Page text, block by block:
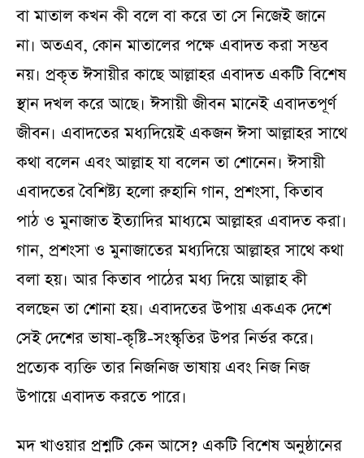
বা মাতাল কখন কী বলে বা করে তা সে নিজেই জানে
না। অতএব, কোন মাতালের পক্ষে এবাদত করা সম্ভব
নয়। প্রকৃত ঈসায়ীর কাছে আল্লাহর এবাদত একটি বিশেষ
স্থান দখল করে আছে। ঈসায়ী জীবন মানেই এবাদতপূর্ণ
জীবন। এবাদতের মধ্যদিয়েই একজন ঈসা আল্লাহর সাথে
কথা বলেন এবং আল্লাহ যা বলেন তা শোনেন। ঈসায়ী
এবাদতের বৈশিষ্ট্য হলো রুহানি গান, প্রশংসা, কিতাব
পাঠ ও মুনাজাত ইত্যাদির মাধ্যমে আল্লাহর এবাদত করা।
গান, প্রশংসা ও মুনাজাতের মধ্যদিয়ে আল্লাহর সাথে কথা
বলা হয়। আর কিতাব পাঠের মধ্য দিয়ে আল্লাহ কী
বলছেন তা শোনা হয়। এবাদতের উপায় একএক দেশে
সেই দেশের ভাষা-কৃষ্টি-সংস্কৃতির উপর নির্ভর করে।
প্রত্যেক ব্যক্তি তার নিজনিজ ভাষায় এবং নিজ নিজ
উপায়ে এবাদত করতে পারে।
মদ খাওয়ার প্রশ্নটি কেন আসে? একটি বিশেষ অনুষ্ঠানের